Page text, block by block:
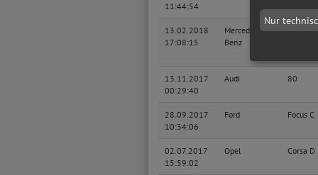
11:44:54
13.02.2018
17:08:15
Mercedes-
Benz
C
13.11.2017
00:29:40
Audi 80
28.09.2017
10:34:06
Ford Focus C
02.07.2017
15:59:02
Opel Corsa D
Nur